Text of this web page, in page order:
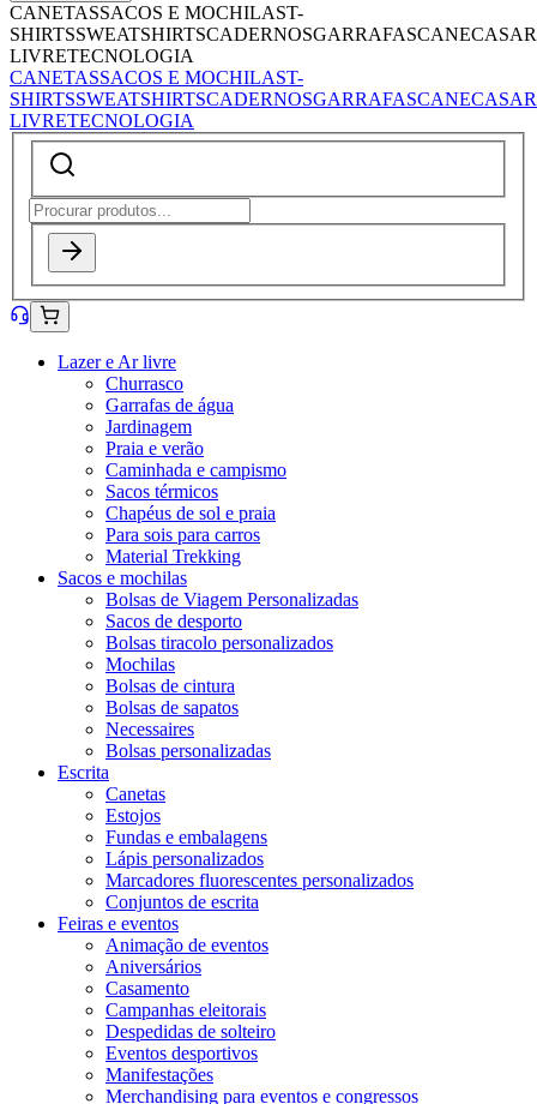
CANETASSACOS E MOCHILAST-
SHIRTSSWEATSHIRTSCADERNOSGARRAFASCANECASAR
LIVRETECNOLOGIA
CANETASSACOS E MOCHILAST-
SHIRTSSWEATSHIRTSCADERNOSGARRAFASCANECASAR
LIVRETECNOLOGIA
Lazer e Ar livre
Churrasco
Garrafas de água
Jardinagem
Praia e verão
Caminhada e campismo
Sacos térmicos
Chapéus de sol e praia
Para sois para carros
Material Trekking
Sacos e mochilas
Bolsas de Viagem Personalizadas
Sacos de desporto
Bolsas tiracolo personalizados
Mochilas
Bolsas de cintura
Bolsas de sapatos
Necessaires
Bolsas personalizadas
Escrita
Canetas
Estojos
Fundas e embalagens
Lápis personalizados
Marcadores fluorescentes personalizados
Conjuntos de escrita
Feiras e eventos
Animação de eventos
Aniversários
Casamento
Campanhas eleitorais
Despedidas de solteiro
Eventos desportivos
Manifestações
Merchandising para eventos e congressos